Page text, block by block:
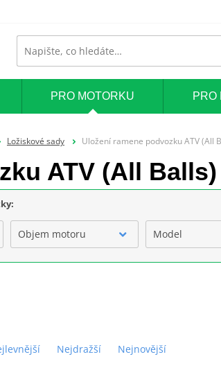
PRO MOTORKU PRO
Ložiskové sady Uložení ramene podvozku ATV (All
ATV (All Balls)
Objem motoru Model
Nejdražší Nejnovější